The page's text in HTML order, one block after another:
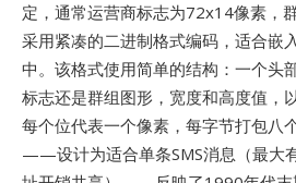
定，通常运营商标志为72x14像素，
采用紧凑的二进制格式编码，适合嵌
中。该格式使用简单的结构：一个头
标志还是群组图形，宽度和高度值，
每个位代表一个像素，每字节打包八
——设计为适合单条SMS消息（最大